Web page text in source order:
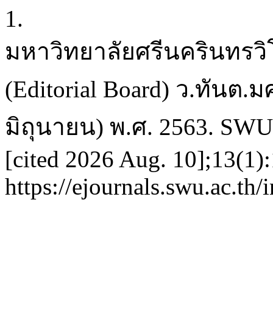
1.
มหาวิทยาลัยศรีนครินทร
(Editorial Board) ว.ทันต.
มิถุนายน) พ.ศ. 2563. SWU
[cited 2026 Aug.
https://